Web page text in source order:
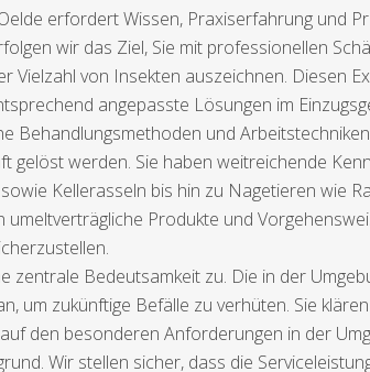
erfordert Wissen, Praxiserfahrung und
wir das Ziel, Sie mit professionellen
von Insekten auszeichnen. Diesen
angepasste Lösungen im
Behandlungsmethoden und
gelöst werden. Sie haben weitreichende
Kellerasseln bis hin zu Nagetieren wie
Produkte und
Bedeutsamkeit zu. Die in der
um zukünftige Befälle zu verhüten. Sie
den besonderen Anforderungen in der
Wir stellen sicher, dass die